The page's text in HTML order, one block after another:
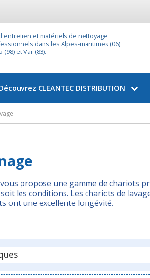
et matériels de nettoyage
dans les Alpes-maritimes (06)
(98) et Var (83).
Découvrez CLEANTEC DISTRIBUTION
propose une gamme de
les conditions. Les chariots de
ont une excellente longévité.